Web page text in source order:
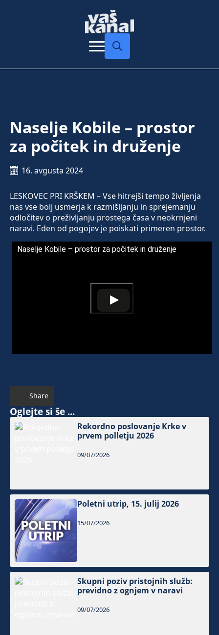
Naselje Kobile – prostor
za počitek in druženje
16. avgusta 2024
LESKOVEC PRI KRŠKEM – Vse hitrejši tempo življenja
nas vse bolj usmerja k razmišljanju in sprejemanju
odločitev o preživljanju prostega časa v neokrnjeni
naravi. Eden od pogojev je poiskati primeren prostor.
Naselje Kobile – prostor za počitek in druženje
Share
Oglejte si še ...
Rekordno poslovanje Krke v
prvem polletju 2026
09/07/2026
Poletni utrip, 15. julij 2026
15/07/2026
Skupni poziv pristojnih služb:
previdno z ognjem v naravi
09/07/2026